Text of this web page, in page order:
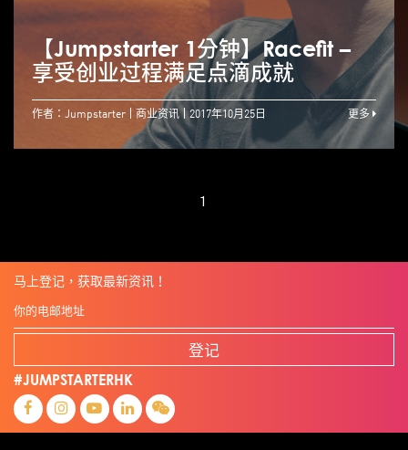
【Jumpstarter 1分钟】Racefit –
享受创业过程满足点滴成就
作者：Jumpstarter 商业资讯 2017年10月25日 更多
1
马上登记，获取最新资讯！
登记
#JUMPSTARTERHK